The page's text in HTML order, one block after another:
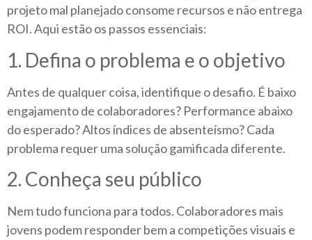
projeto mal planejado consome recursos e não entrega
ROI. Aqui estão os passos essenciais:
1. Defina o problema e o objetivo
Antes de qualquer coisa, identifique o desafio. É baixo
engajamento de colaboradores? Performance abaixo
do esperado? Altos índices de absenteísmo? Cada
problema requer uma solução gamificada diferente.
2. Conheça seu público
Nem tudo funciona para todos. Colaboradores mais
jovens podem responder bem a competições visuais e